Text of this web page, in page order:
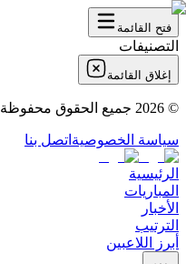
فتح القائمة
التصنيفات
إغلاق القائمة
©
2026 جميع الحقوق محفوظة
سياسة الخصوصية اتصل بنا
الرئيسية
المباريات
الأخبار
الترتيب
أبرز اللاعبين